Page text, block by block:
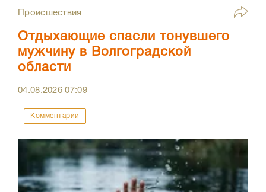
Происшествия
Отдыхающие спасли тонувшего
мужчину в Волгоградской
области
04.08.202607:09
Комментарии